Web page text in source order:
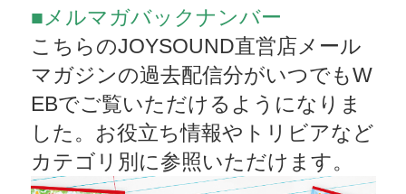
■メルマガバックナンバー
こちらのJOYSOUND直営店メール
マガジンの過去配信分がいつでもW
EBでご覧いただけるようになりま
した。お役立ち情報やトリビアなど
カテゴリ別に参照いただけます。